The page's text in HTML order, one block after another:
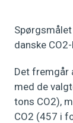
danske
Det fremgår
med de
tons CO2),
CO2 (457 i